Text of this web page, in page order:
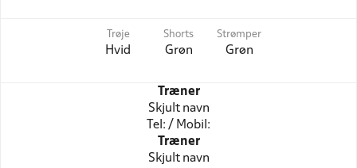
Trøje
Hvid
Shorts
Grøn
Strømper
Grøn
Træner
Skjult navn
Tel: / Mobil:
Træner
Skjult navn